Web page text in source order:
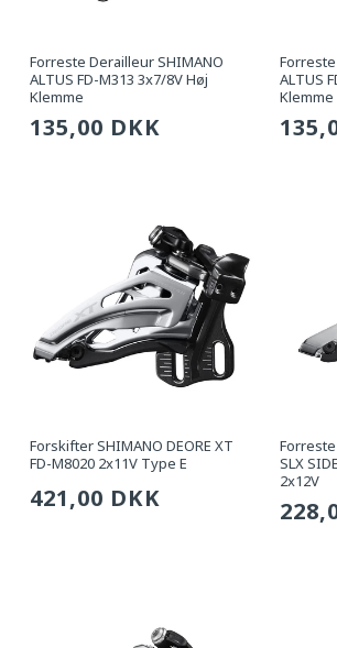
Forreste Derailleur SHIMANO
ALTUS FD-M313 3x7/8V Høj
Klemme
Sædvanlig
135,00 DKK
ALTUS
Klemme
Forskifter SHIMANO DEORE XT
FD-M8020 2x11V Type E
Sædvanlig
421,00 DKK
SLX
2x12V